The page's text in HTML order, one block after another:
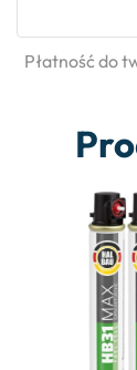
Płatność do